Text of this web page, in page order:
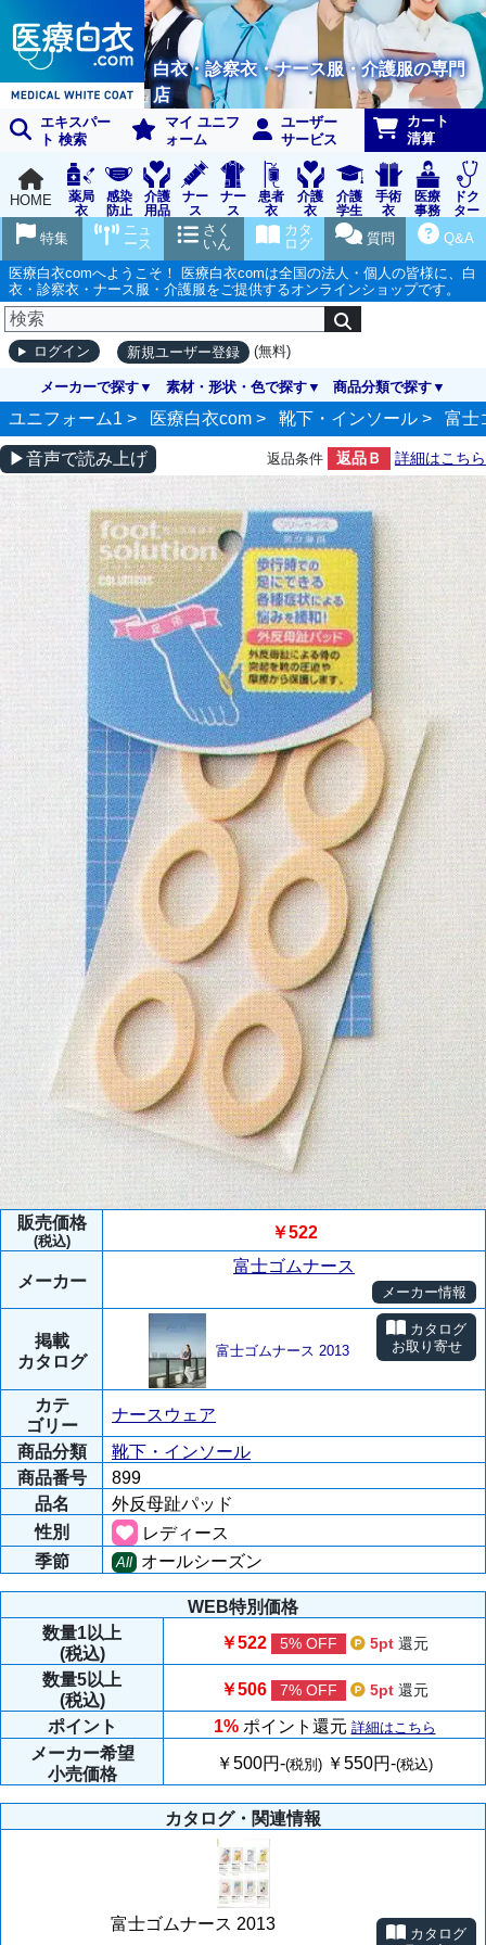
白衣・診察衣・ナース服・介護服の専門
店
エキスパー
ト 検索
マイ ユニフ
ォーム
ユーザー
サービス
カート
清算
HOME
薬局
衣
感染
防止
用品
介護
用品
ナー
ス
グッ
ズ
ナー
ス
ウェ
ア
患者
衣
介護
衣
介護
学生
実習
衣
手術
衣
医療
事務
受付
ドク
ター
ア
Q&A
質問
カタ
ログ
さく
いん
ニュ
ース
特集
医療白衣comへようこそ！ 医療白衣comは全国の法人・個人の皆様に、白
衣・診察衣・ナース服・介護服をご提供するオンラインショップです。
ログイン 新規ユーザー登録 (無料)
メーカーで探す 素材・形状・色で探す 商品分類で探す
ユニフォーム1 > 医療白衣com > 靴下・インソール > 富士
▶音声で読み上げ 返品条件 返品Ｂ 詳細はこちら
販売価格
(税込) ￥522
メーカー
富士ゴムナース
メーカー情報
掲載
カタログ
富士ゴムナース 2013
カタログ
お取り寄せ
カテ
ゴリー
ナースウェア
商品分類
靴下・インソール
商品番号
899
品名
外反母趾パッド
性別
レディース
季節
All オールシーズン
WEB特別価格
数量1以上
(税込)
￥522 5% OFF 5pt 還元
数量5以上
(税込)
￥506 7% OFF 5pt 還元
ポイント 1% ポイント還元 詳細はこちら
メーカー希望
小売価格
￥500円-(税別) ￥550円-(税込)
カタログ・関連情報
富士ゴムナース 2013
カタログ